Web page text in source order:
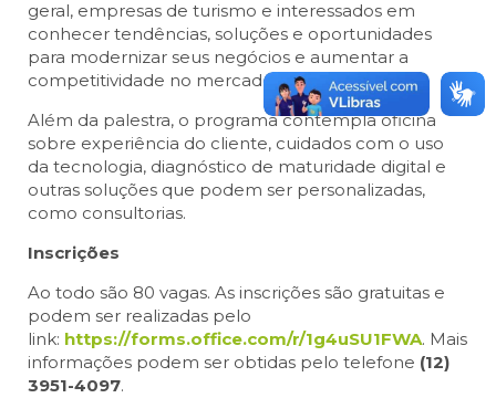
geral, empresas de turismo e interessados em
conhecer tendências, soluções e oportunidades
para modernizar seus negócios e aumentar a
competitividade no mercado.
Além da palestra, o programa contempla oficina
sobre experiência do cliente, cuidados com o uso
da tecnologia, diagnóstico de maturidade digital e
outras soluções que podem ser personalizadas,
como consultorias.
Inscrições
Ao todo são 80 vagas. As inscrições são gratuitas e
podem ser realizadas pelo
link: https://forms.office.com/r/1g4uSU1FWA. Mais
informações podem ser obtidas pelo telefone (12)
3951-4097.